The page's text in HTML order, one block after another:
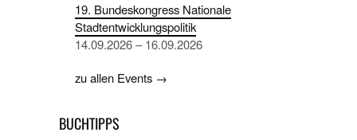
19. Bundeskongress Nationale
Stadtentwicklungspolitik
14.09.2026 – 16.09.2026
zu allen Events →
BUCHTIPPS